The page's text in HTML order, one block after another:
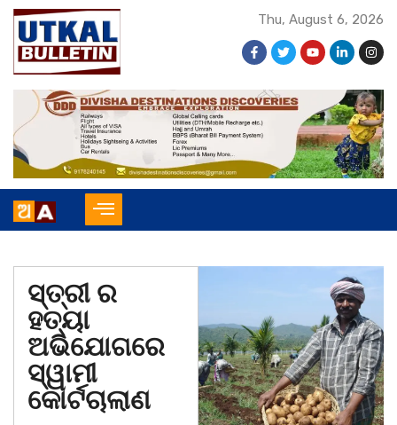
Thu, August 6, 2026
ସ୍ତ୍ରୀ ର
ହତ୍ୟା
ଅଭିଯୋଗରେ
ସ୍ୱାମୀ
କୋର୍ଟଚାଲାଣ